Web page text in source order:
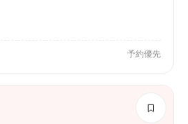
予約優先